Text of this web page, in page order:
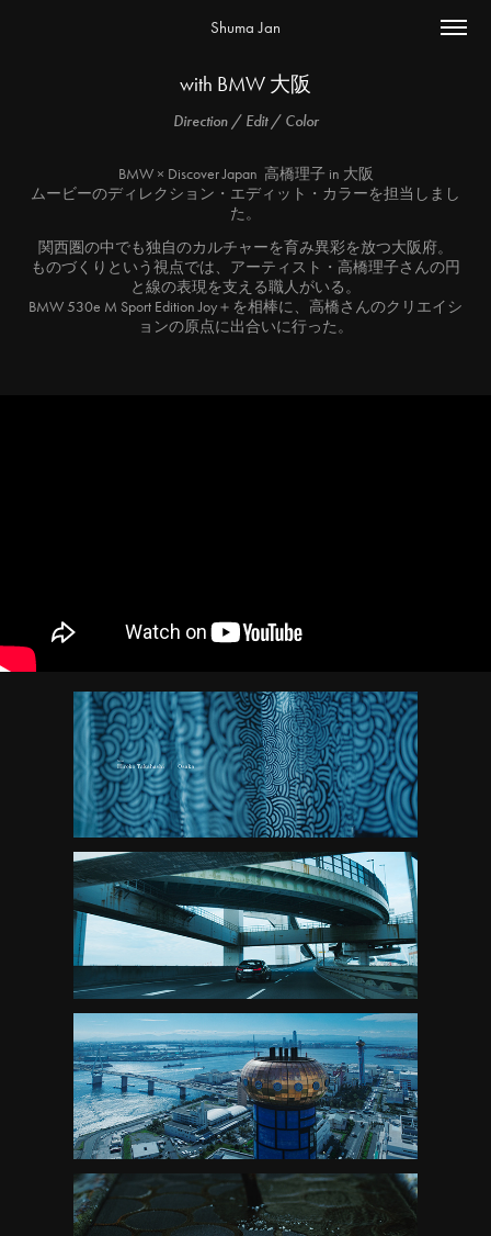
Shuma Jan
with BMW 大阪
Direction / Edit / Color
BMW × Discover Japan 高橋理子 in 大阪
ムービーのディレクション・エディット・カラーを担当しまし
た。
関西圏の中でも独自のカルチャーを育み異彩を放つ大阪府。
ものづくりという視点では、アーティスト・高橋理子さんの円
と線の表現を支える職人がいる。
BMW 530e M Sport Edition Joy＋を相棒に、高橋さんのクリエイシ
ョンの原点に出合いに行った。